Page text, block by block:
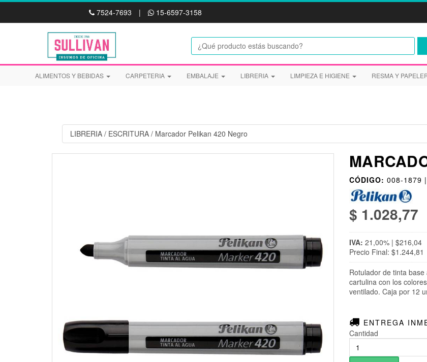
ALIMENTOS Y BEBIDAS CARPETERIA EMBALAJE LIBRERIA LIMPIEZA E HIGIENE RESMA Y
7524-7693 | 15-6597-3158
LIBRERIA / ESCRITURA / Marcador Pelikan 420 Negro
CÓDIGO: 008-1879 |
$ 1.028,77
IVA: 21,00% | $216,04
Precio Final: $1.244,81
Rotulador de tinta
cartulina con los
ventilado. Caja por 12
ENTREGA
Cantidad